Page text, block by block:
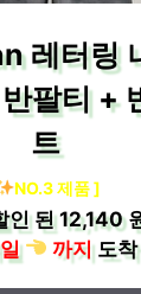
레터링
팔티 +
트
NO.3 제품 ]
인 된12,140
까지도착